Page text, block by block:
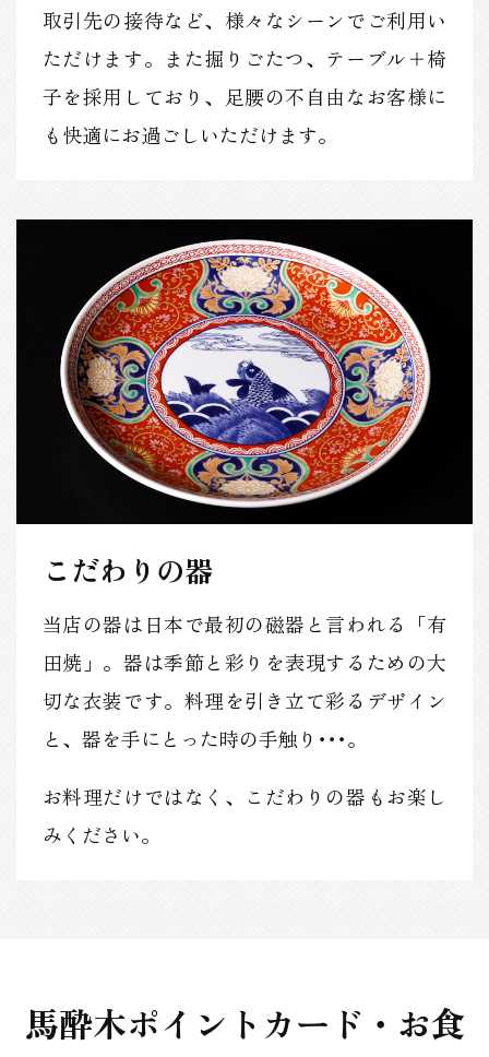
取引先の接待など、様々なシーンでご利用い
ただけます。また掘りごたつ、テーブル＋椅
子を採用しており、足腰の不自由なお客様に
も快適にお過ごしいただけます。
こだわりの器
当店の器は日本で最初の磁器と言われる「有
田焼」。器は季節と彩りを表現するための大
切な衣装です。料理を引き立て彩るデザイン
と、器を手にとった時の手触り･･･。
お料理だけではなく、こだわりの器もお楽し
みください。
馬酔木ポイントカード・お食